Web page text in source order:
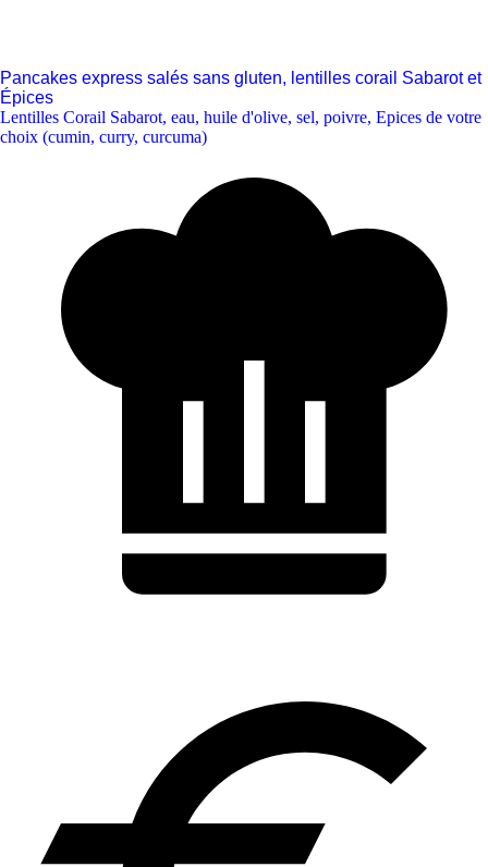
Pancakes express salés sans gluten, lentilles corail Sabarot et
Épices
Lentilles Corail Sabarot, eau, huile d'olive, sel, poivre, Epices de votre
choix (cumin, curry, curcuma)